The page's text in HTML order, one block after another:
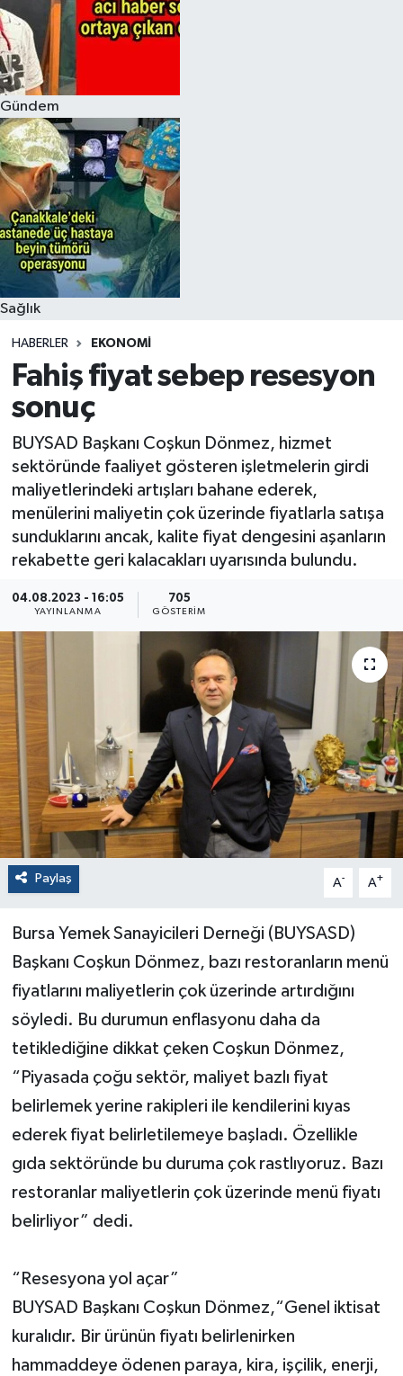
Gündem
Sağlık
HABERLER EKONOMI
Fahiş fiyat sebep resesyon
sonuç
BUYSAD Başkanı Coşkun Dönmez, hizmet
sektöründe faaliyet gösteren işletmelerin girdi
maliyetlerindeki artışları bahane ederek,
menülerini maliyetin çok üzerinde fiyatlarla satışa
sunduklarını ancak, kalite fiyat dengesini aşanların
rekabette geri kalacakları uyarısında bulundu.
04.08.2023 - 16:05
YAYINLANMA
705
GÖSTERIM
Paylaş A- A+
Bursa Yemek Sanayicileri Derneği (BUYSASD)
Başkanı Coşkun Dönmez, bazı restoranların menü
fiyatlarını maliyetlerin çok üzerinde artırdığını
söyledi. Bu durumun enflasyonu daha da
tetiklediğine dikkat çeken Coşkun Dönmez,
“Piyasada çoğu sektör, maliyet bazlı fiyat
belirlemek yerine rakipleri ile kendilerini kıyas
ederek fiyat belirletilemeye başladı. Özellikle
gıda sektöründe bu duruma çok rastlıyoruz. Bazı
restoranlar maliyetlerin çok üzerinde menü fiyatı
belirliyor” dedi.
“Resesyona yol açar”
BUYSAD Başkanı Coşkun Dönmez,“Genel iktisat
kuralıdır. Bir ürünün fiyatı belirlenirken
hammaddeye ödenen paraya, kira, işçilik, enerji,